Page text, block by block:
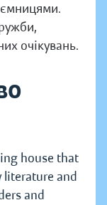
очікувань.
house that
and
and